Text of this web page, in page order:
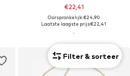
€22,41
Oorspronkelijk: €24,90
Laatste laagste prijs:€22,41
Filter & sorteer